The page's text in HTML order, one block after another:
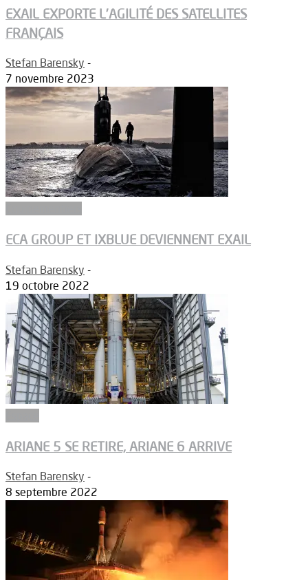
EXAIL EXPORTE L’AGILITÉ DES SATELLITES
FRANÇAIS
Stefan Barensky -
7 novembre 2023
ECA GROUP ET IXBLUE DEVIENNENT EXAIL
Stefan Barensky -
19 octobre 2022
ARIANE 5 SE RETIRE, ARIANE 6 ARRIVE
Stefan Barensky -
8 septembre 2022